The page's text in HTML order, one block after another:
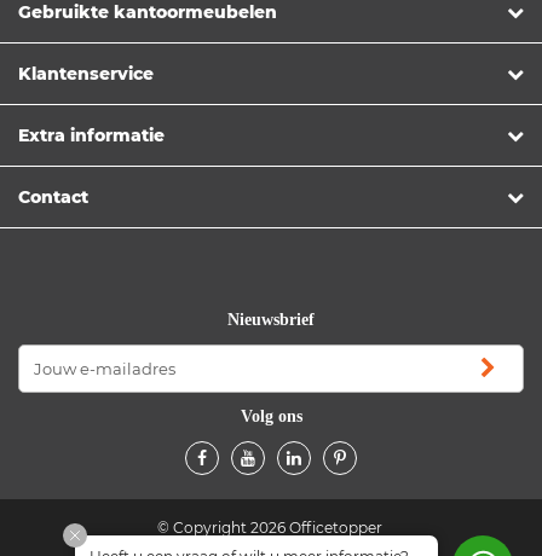
Gebruikte kantoormeubelen
Klantenservice
Extra informatie
Contact
Nieuwsbrief
Volg ons
© Copyright 2026 Officetopper